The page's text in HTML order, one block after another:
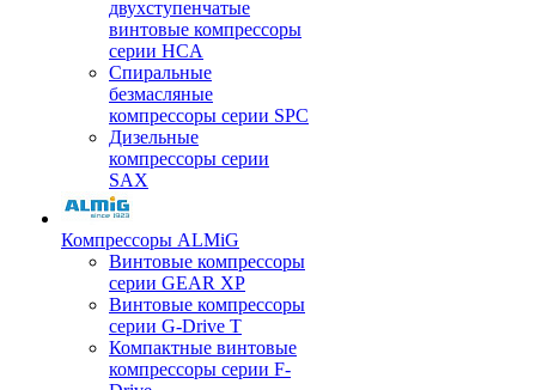
двухступенчатые
винтовые компрессоры
серии HCA
Спиральные
безмасляные
компрессоры серии SPC
Дизельные
компрессоры серии
SAX
Компрессоры ALMiG
Винтовые компрессоры
серии GEAR XP
Винтовые компрессоры
серии G-Drive T
Компактные винтовые
компрессоры серии F-